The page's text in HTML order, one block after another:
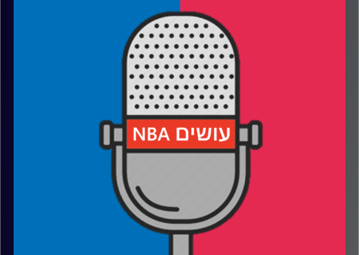
רבע 3: בקליפרס בונים את בית גיל הזהב, בלייקרס מחפשים
עידן לוצקי